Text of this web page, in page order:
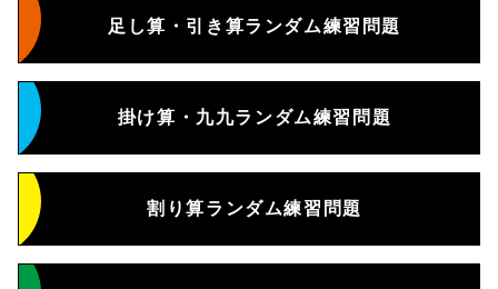
足し算・引き算ランダム練習問題
掛け算・九九ランダム練習問題
割り算ランダム練習問題